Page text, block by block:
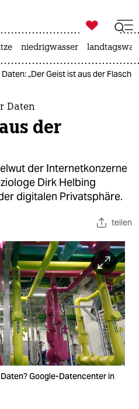
ich

taz zahl ich
niedrigwasser
„Der Geist ist aus der Flasche“
Daten
der
der Internetkonzerne
Dirk Helbing
digitalen Privatsphäre.
teilen
Google-Datencenter in